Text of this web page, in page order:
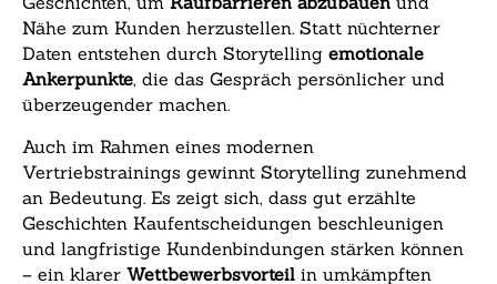
Nähe zum Kunden herzustellen. Statt nüchterner
Daten entstehen durch Storytellingemotionale
Ankerpunkte, die das Gespräch persönlicher und
überzeugender machen.
Auch im Rahmen eines modernen
Vertriebstrainings gewinnt Storytelling zunehmend
an Bedeutung. Es zeigt sich, dass gut erzählte
Geschichten Kaufentscheidungen beschleunigen
und langfristige Kundenbindungen stärken können
– ein klarer Wettbewerbsvorteil in umkämpften